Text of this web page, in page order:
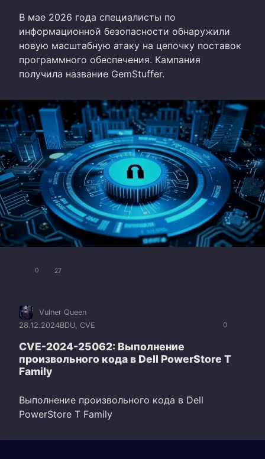
В мае 2026 года специалисты по
информационной безопасности обнаружили
новую масштабную атаку на цепочку поставок
программного обеспечения. Кампания
получила название GemStuffer.
0 27
0
Vulner Queen
28.12.2024BDU CVE
CVE-2024-25062: Выполнение
произвольного кода в Dell PowerStore T
Family
Выполнение произвольного кода в Dell
PowerStore T Family